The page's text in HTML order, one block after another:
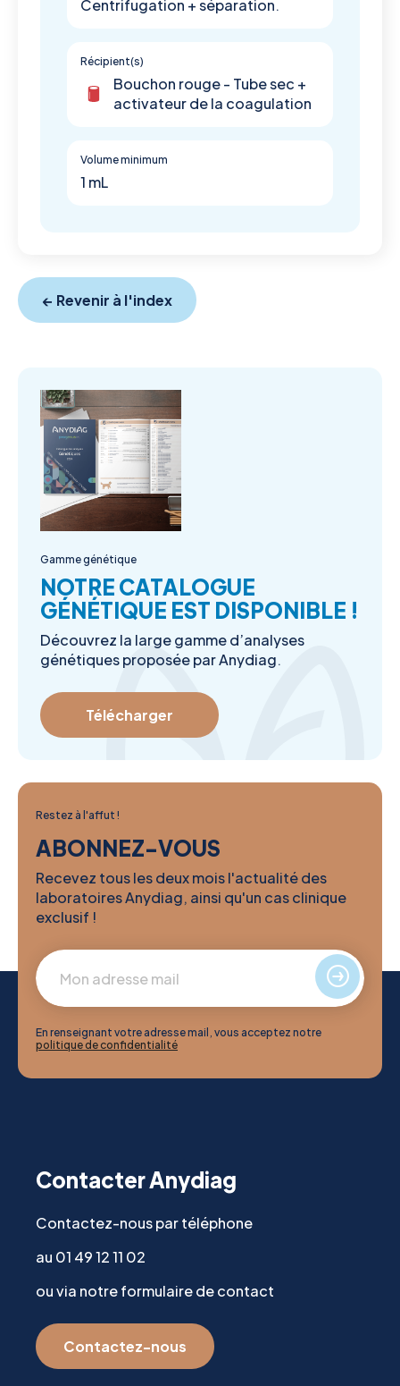
Centrifugation + séparation.
Récipient(s)
Bouchon rouge - Tube sec +
activateur de la coagulation
Volume minimum
1 mL
← Revenir à l'index
Gamme génétique
NOTRE CATALOGUE
GÉNÉTIQUE EST DISPONIBLE !
Découvrez la large gamme d’analyses
génétiques proposée par Anydiag.
Télécharger
Restez à l'affut !
ABONNEZ-VOUS
Recevez tous les deux mois l'actualité des
laboratoires Anydiag, ainsi qu'un cas clinique
exclusif !
En renseignant votre adresse mail, vous acceptez notre
politique de confidentialité
Contacter Anydiag
Contactez-nous par téléphone
au 01 49 12 11 02
ou via notre formulaire de contact
Contactez-nous